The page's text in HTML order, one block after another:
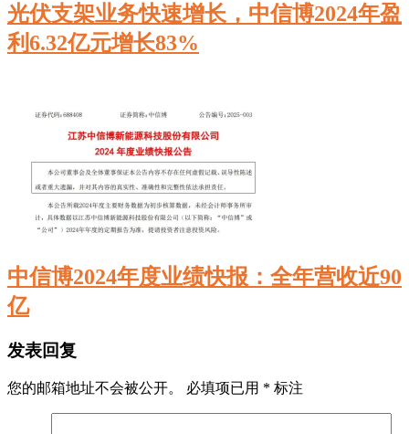
光伏支架业务快速增长，中信博2024年盈
利6.32亿元增长83%
中信博2024年度业绩快报：全年营收近90
亿
发表回复
您的邮箱地址不会被公开。 必填项已用 * 标注